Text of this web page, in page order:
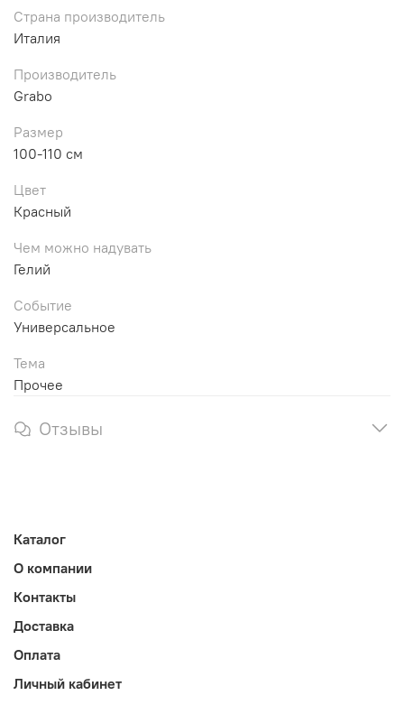
Страна производитель
Италия
Производитель
Grabo
Размер
100-110 см
Цвет
Красный
Чем можно надувать
Гелий
Событие
Универсальное
Тема
Прочее
Отзывы
Каталог
О компании
Контакты
Доставка
Оплата
Личный кабинет